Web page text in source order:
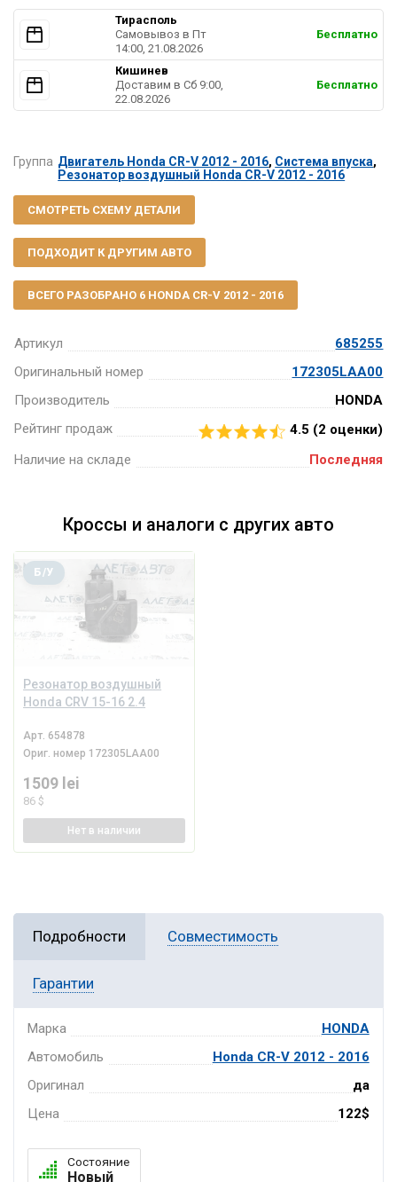
Артикул
685255
Оригинальный номер
172305LAA00
Производитель
HONDA
Рейтинг продаж
4.5 (2 оценки)
Наличие на складе
Последняя
Тирасполь
Самовывоз в Пт
14:00, 21.08.2026
Бесплатно
Кишинев
Доставим в Cб 9:00,
22.08.2026
Бесплатно
Группа Двигатель Honda CR-V 2012 - 2016, Система впуска,
Резонатор воздушный Honda CR-V 2012 - 2016
СМОТРЕТЬ СХЕМУ ДЕТАЛИ
ПОДХОДИТ К ДРУГИМ АВТО
ВСЕГО РАЗОБРАНО 6 HONDA CR-V 2012 - 2016
Кроссы и аналоги с других авто
Резонатор воздушный
Honda CRV 15-16 2.4
Б/У
Арт. 654878
Ориг. номер 172305LAA00
1509 lei
86 $
Нет в наличии
Подробности Совместимость
Гарантии
Марка
HONDA
Автомобиль
Honda CR-V 2012 - 2016
Оригинал
да
Цена
122$
Состояние
Новый